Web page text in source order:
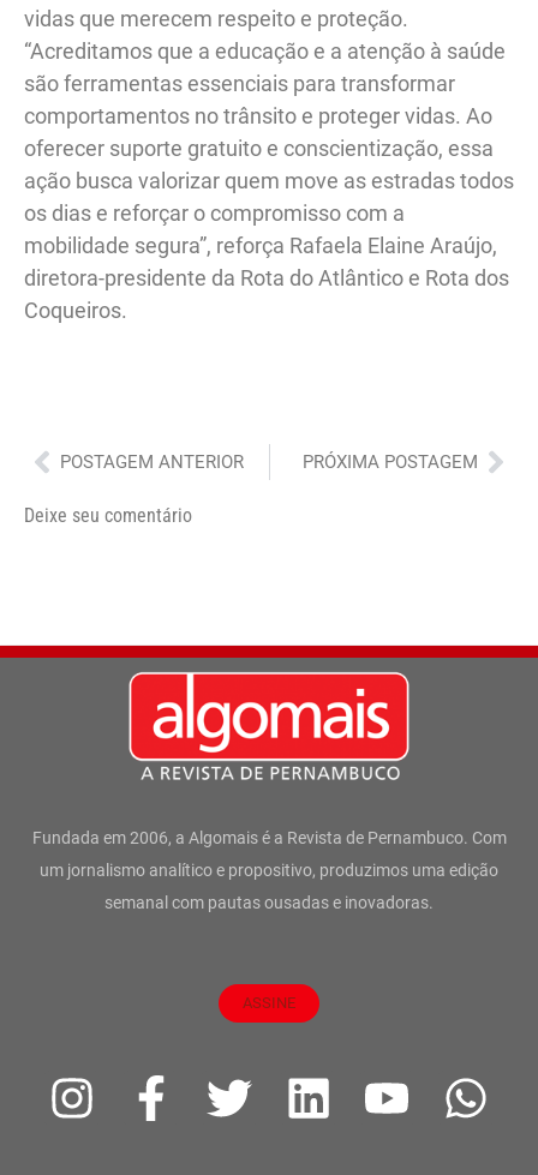
vidas que merecem respeito e proteção.
“Acreditamos que a educação e a atenção à saúde
são ferramentas essenciais para transformar
comportamentos no trânsito e proteger vidas. Ao
oferecer suporte gratuito e conscientização, essa
ação busca valorizar quem move as estradas todos
os dias e reforçar o compromisso com a
mobilidade segura”, reforça Rafaela Elaine Araújo,
diretora-presidente da Rota do Atlântico e Rota dos
Coqueiros.
Anterior
POSTAGEM ANTERIOR PRÓXIMA POSTAGEM
Deixe seu comentário
Fundada em 2006, a Algomais é a Revista de Pernambuco. Com
um jornalismo analítico e propositivo, produzimos uma edição
semanal com pautas ousadas e inovadoras.
ASSINE
I
F
a
T
L
Y
W